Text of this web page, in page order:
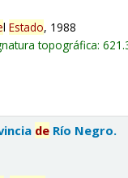
lEstado, 1988
topográfica:
de Río Negro.